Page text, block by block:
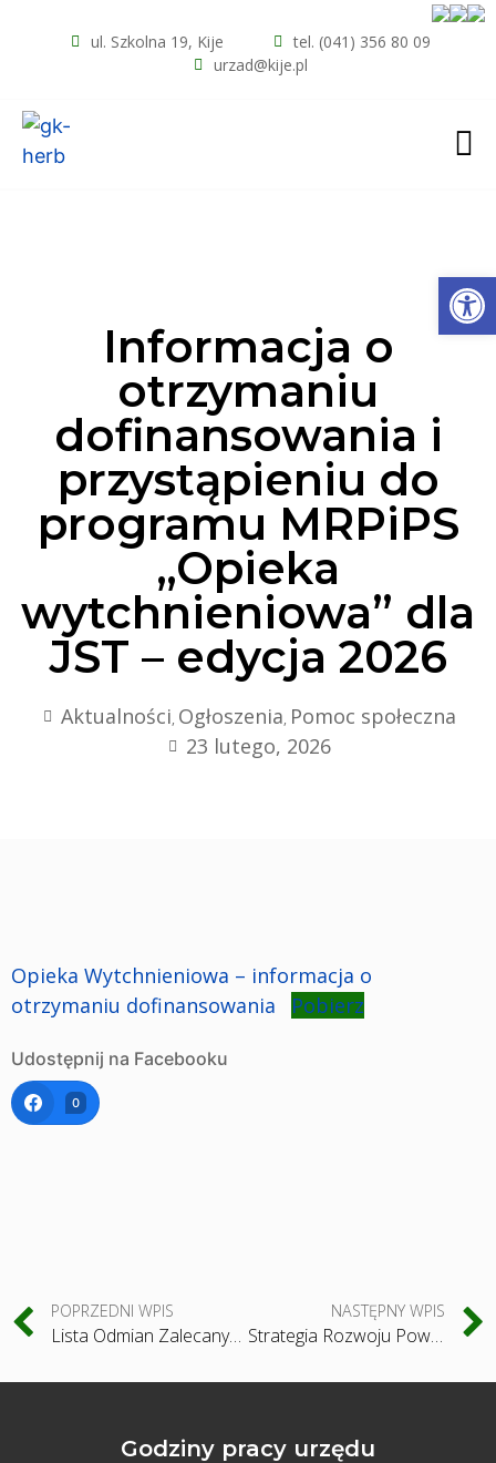
ul. Szkolna 19, Kije
tel. (041) 356 80 09
urzad@kije.pl
Informacja o
otrzymaniu
dofinansowania i
przystąpieniu do
programu MRPiPS
„Opieka
wytchnieniowa” dla
JST – edycja 2026
Aktualności, Ogłoszenia, Pomoc społeczna
23 lutego, 2026
Opieka Wytchnieniowa – informacja o
otrzymaniu dofinansowania
Pobierz
Udostępnij na Facebooku
0
POPRZEDNI WPIS
Lista Odmian Zalecanych do uprawy w 2026 roku
NASTĘPNY WPIS
Strategia Rozwoju Powiatu Pińczowskiego 2026–2034+ – Twoja opinia ma znaczenie!
Godziny pracy urzędu